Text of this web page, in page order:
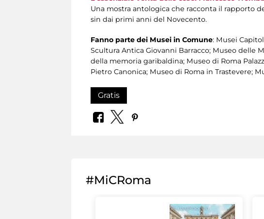
Una mostra antologica che racconta il rapporto
sin dai primi anni del Novecento.
Fanno parte dei Musei in Comune: Musei
Scultura Antica Giovanni Barracco; Museo delle
della memoria garibaldina; Museo di Roma
Pietro Canonica; Museo di Roma in Trastevere;
Gratis
#MiCRoma